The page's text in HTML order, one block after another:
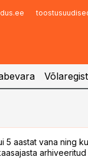
5 aastat vana ning